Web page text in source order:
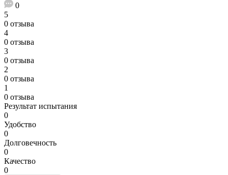
0
5
0 отзыва
4
0 отзыва
3
0 отзыва
2
0 отзыва
1
0 отзыва
Результат испытания
0
Удобство
0
Долговечность
0
Качество
0